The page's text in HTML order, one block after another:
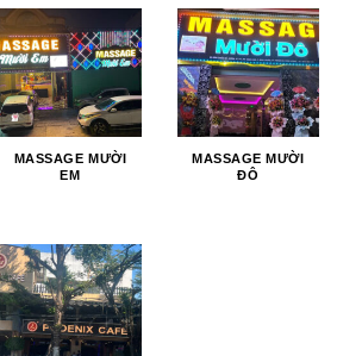
MASSAGE MƯỜI
EM
MASSAGE MƯỜI
ĐÔ